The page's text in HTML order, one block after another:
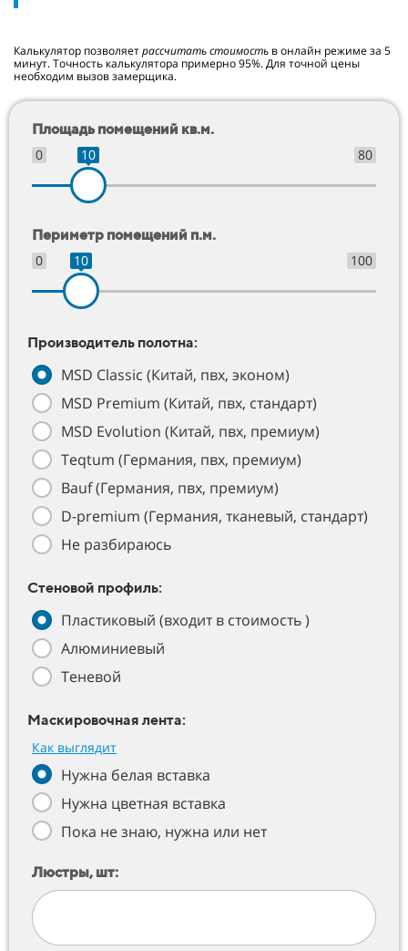
Калькулятор позволяетрассчитать стоимость в онлайн режиме за 5
минут. Точность калькулятора примерно 95%. Для точной цены
необходим вызов замерщика.
Площадь помещений кв.м.
0
80
10
Периметр помещений п.м.
0
100
10
Производитель полотна:
MSD Classic (Китай, пвх, эконом)
MSD Premium (Китай, пвх, стандарт)
MSD Evolution (Китай, пвх, премиум)
Teqtum (Германия, пвх, премиум)
Bauf (Германия, пвх, премиум)
D-premium (Германия, тканевый, стандарт)
Не разбираюсь
Стеновой профиль:
Пластиковый (входит в стоимость )
Алюминиевый
Теневой
Маскировочная лента:
Как выглядит
Нужна белая вставка
Нужна цветная вставка
Пока не знаю, нужна или нет
Люстры, шт: